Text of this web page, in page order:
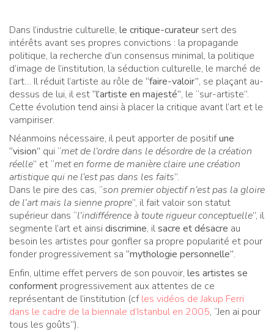
Dans l’industrie culturelle, le critique-curateur sert des
intérêts avant ses propres convictions : la propagande
politique, la recherche d’un consensus minimal, la politique
d’image de l’institution, la séduction culturelle, le marché de
l’art… Il réduit l’artiste au rôle de “faire-valoir”, se plaçant au-
dessus de lui, il est“l’artiste en majesté”, le “sur-artiste”.
Cette évolution tend ainsi à placer la critique avant l’art et le
vampiriser.
Néanmoins nécessaire, il peut apporter de positifune
“vision” qui “met de l’ordre dans le désordre de la création
réelle” et “met en forme de manière claire une création
artistique qui ne l’est pas dans les faits”.
Dans le pire des cas, “son premier objectif n’est pas la gloire
de l’art mais la sienne propre”, il fait valoir son statut
supérieur dans “l’indifférence à toute rigueur conceptuelle”, il
segmente l’art et ainsidiscrimine, ilsacre et désacre au
besoin les artistes pour gonfler sa propre popularité et pour
fonder progressivement sa “mythologie personnelle”.
Enfin, ultime effet pervers de son pouvoir, les artistes se
conforment progressivement aux attentes de ce
représentant de l’institution (cfles vidéos de Jakup Ferri
dans le cadre de la biennale d’Istanbul en 2005, “Jen ai pour
tous les goûts”).